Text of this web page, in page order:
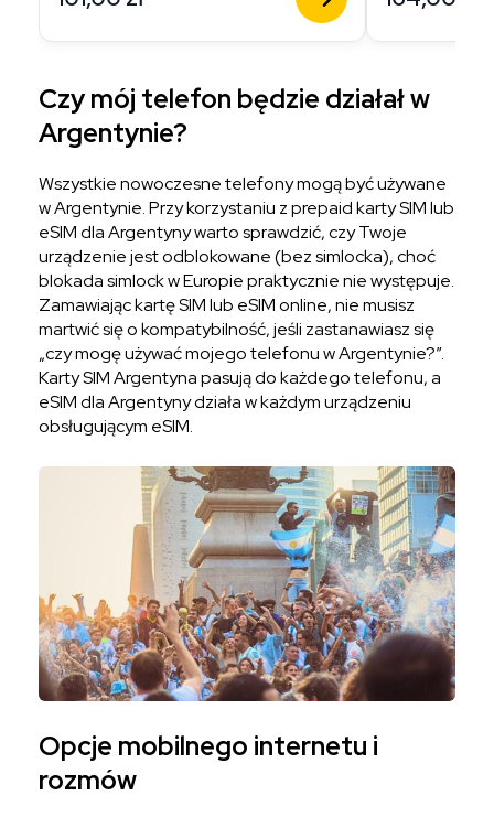
Czy mój telefon będzie działał w
Argentynie?
Wszystkie nowoczesne telefony mogą być używane
w Argentynie. Przy korzystaniu z prepaid karty SIM lub
eSIM dla Argentyny warto sprawdzić, czy Twoje
urządzenie jest odblokowane (bez simlocka), choć
blokada simlock w Europie praktycznie nie występuje.
Zamawiając kartę SIM lub eSIM online, nie musisz
martwić się o kompatybilność, jeśli zastanawiasz się
„czy mogę używać mojego telefonu w Argentynie?”.
Karty SIM Argentyna pasują do każdego telefonu, a
eSIM dla Argentyny działa w każdym urządzeniu
obsługującym eSIM.
Opcje mobilnego internetu i
rozmów